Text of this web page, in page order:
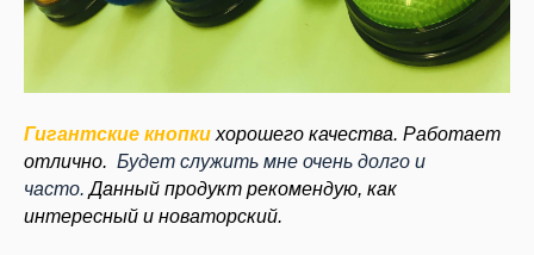
Гигантские кнопки хорошего качества. Работает
отлично. Будет служить мне очень долго и
часто.Данный продукт рекомендую, как
интересный и новаторский.